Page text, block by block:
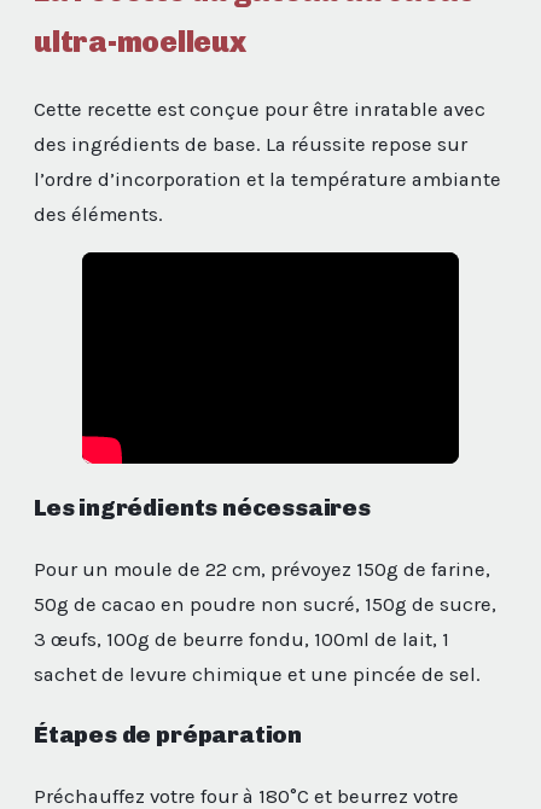
ultra-moelleux
Cette recette est conçue pour être inratable avec
des ingrédients de base. La réussite repose sur
l’ordre d’incorporation et la température ambiante
des éléments.
Les ingrédients nécessaires
Pour un moule de 22 cm, prévoyez 150g de farine,
50g de cacao en poudre non sucré, 150g de sucre,
3 œufs, 100g de beurre fondu, 100ml de lait, 1
sachet de levure chimique et une pincée de sel.
Étapes de préparation
Préchauffez votre four à 180°C et beurrez votre